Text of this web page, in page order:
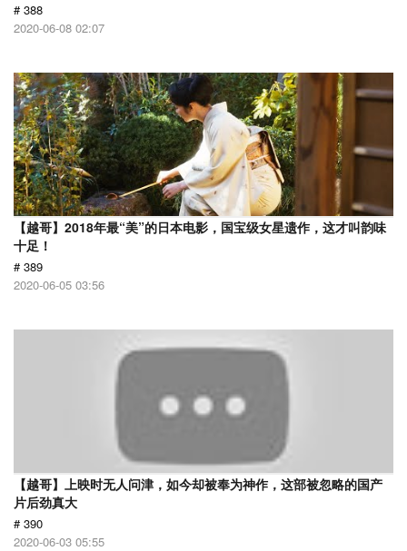
# 388
2020-06-08 02:07
【越哥】2018年最“美”的日本电影，国宝级女星遗作，这才叫韵味
十足！
# 389
2020-06-05 03:56
【越哥】上映时无人问津，如今却被奉为神作，这部被忽略的国产
片后劲真大
# 390
2020-06-03 05:55